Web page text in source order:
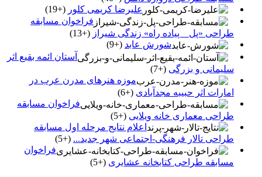
علیرضا کریمی کلور
+19
فراخوان مسابقه
طراحی «پل _ پیاده راه» زندگی شیراز
+13
شورش عابد +9
آستان ائمه بقیع اثر
سلیمانی و بزرگی +7
موزه هنرهای مدرن عرب در
امارات اثر حبیبه مجدآبادی +6
فراخوان مسابقه
طراحی معماری خانه ویلایی +5
اعلام نتایج مرحله اول مسابقه
طراحی تالار فرهنگی-اجتماعی شهر جدید... +5
فراخوان
مسابقه طراحی کتابخانه عشایری +5